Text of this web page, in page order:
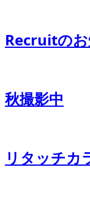
Recruitの
秋撮影中
リタッチカ